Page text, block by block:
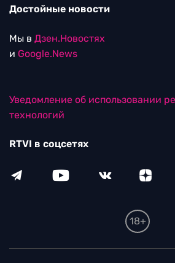
Достойные новости
Мы в Дзен.Новостях
и Google.News
Уведомление об использовании
технологий
RTVI в соцсетях
18+